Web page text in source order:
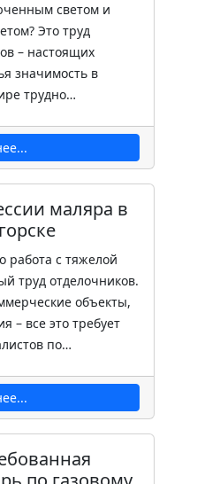
светом и
Это труд
– настоящих
значимость в
трудно…
маляра в
работа с тяжелой
труд отделочников.
объекты,
– все это требует
по…